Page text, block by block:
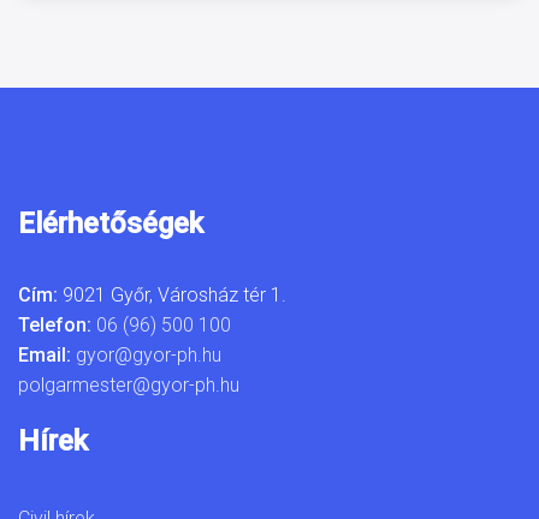
Elérhetőségek
Cím: 9021 Győr, Városház tér 1.
Telefon: 06 (96) 500 100
Email: gyor@gyor-ph.hu
polgarmester@gyor-ph.hu
Hírek